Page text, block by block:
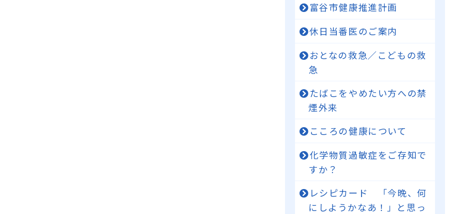
富谷市健康推進計画
休日当番医のご案内
おとなの救急／こどもの救
急
たばこをやめたい方への禁
煙外来
こころの健康について
化学物質過敏症をご存知で
すか？
レシピカード 「今晩、何
にしようかなあ！」と思っ